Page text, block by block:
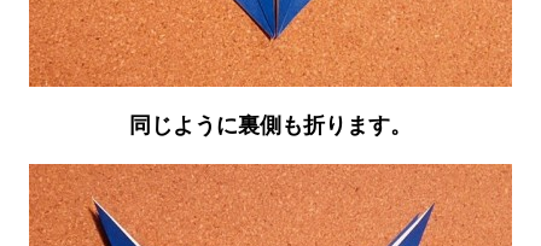
同じように裏側も折ります。